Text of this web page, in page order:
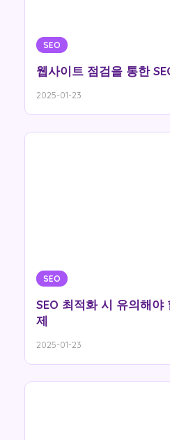
SEO
웹사이트 점검을 통한
2025-01-23
SEO
SEO 최적화 시 유의해
제
2025-01-23